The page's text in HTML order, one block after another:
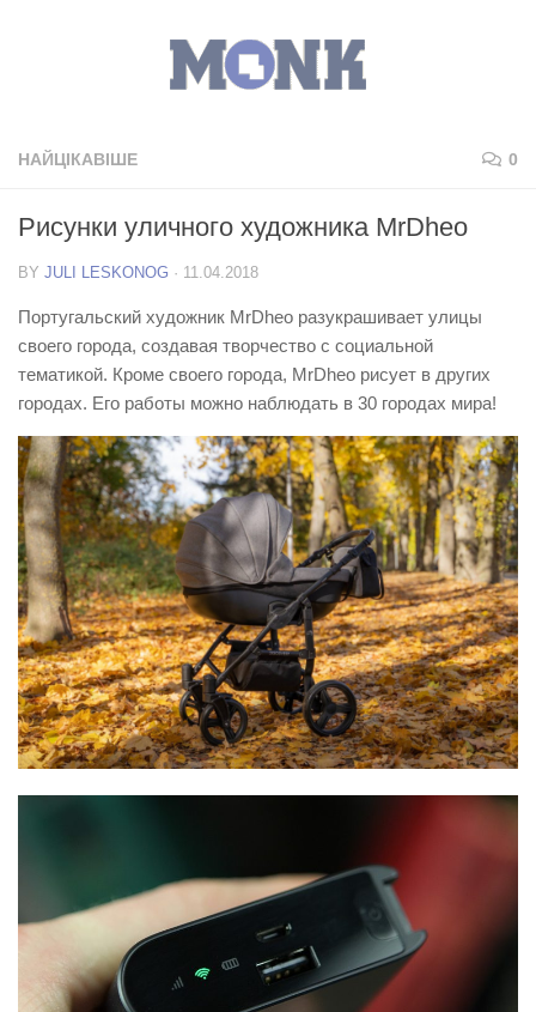
НАЙЦІКАВІШЕ 0
Рисунки уличного художника MrDheo
BY JULI LESKONOG · 11.04.2018
Португальский художник MrDheo разукрашивает улицы
своего города, создавая творчество с социальной
тематикой. Кроме своего города, MrDheo рисует в других
городах. Его работы можно наблюдать в 30 городах мира!